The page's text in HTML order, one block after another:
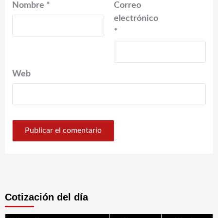
Nombre *
Correo
electrónico
*
Web
Cotización del día